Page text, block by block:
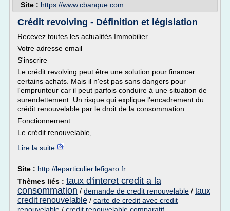
Site : https://www.cbanque.com
Crédit revolving - Définition et législation
Recevez toutes les actualités Immobilier
Votre adresse email
S'inscrire
Le crédit revolving peut être une solution pour financer
certains achats. Mais il n'est pas sans dangers pour
l'emprunteur car il peut parfois conduire à une situation de
surendettement. Un risque qui explique l'encadrement du
crédit renouvelable par le droit de la consommation.
Fonctionnement
Le crédit renouvelable,...
Lire la suite
Site : http://leparticulier.lefigaro.fr
Thèmes liés : taux d'interet credit a la
consommation / demande de credit renouvelable / taux
credit renouvelable / carte de credit avec credit